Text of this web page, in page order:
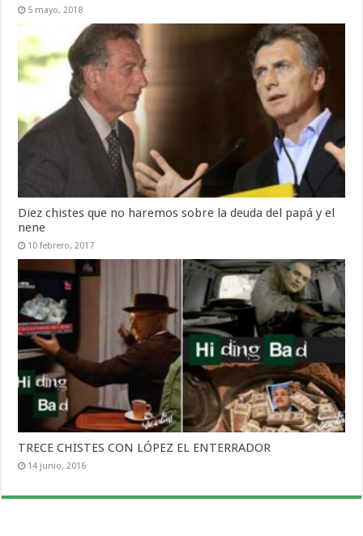
5 mayo, 2018
Diez chistes que no haremos sobre la deuda del papá y el
nene
10 febrero, 2017
TRECE CHISTES CON LÓPEZ EL ENTERRADOR
14 junio, 2016